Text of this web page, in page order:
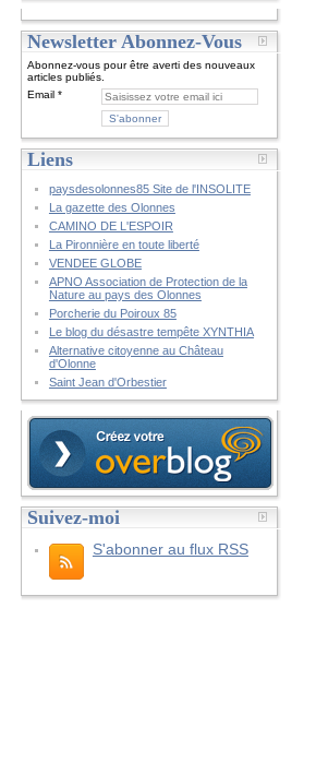
Newsletter Abonnez-Vous
Abonnez-vous pour être averti des nouveaux
articles publiés.
Email
Liens
paysdesolonnes85 Site de l'INSOLITE
La gazette des Olonnes
CAMINO DE L'ESPOIR
La Pironnière en toute liberté
VENDEE GLOBE
APNO Association de Protection de la
Nature au pays des Olonnes
Porcherie du Poiroux 85
Le blog du désastre tempête XYNTHIA
Alternative citoyenne au Château
d'Olonne
Saint Jean d'Orbestier
Suivez-moi
S'abonner au flux RSS